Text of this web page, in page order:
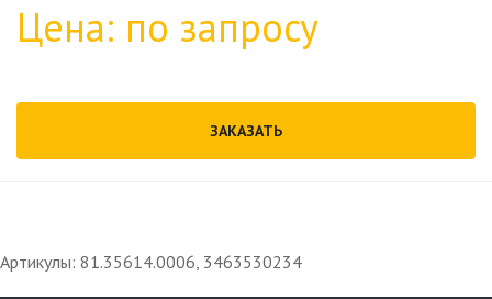
Цена: по запросу
ЗАКАЗАТЬ
Артикулы: 81.35614.0006, 3463530234